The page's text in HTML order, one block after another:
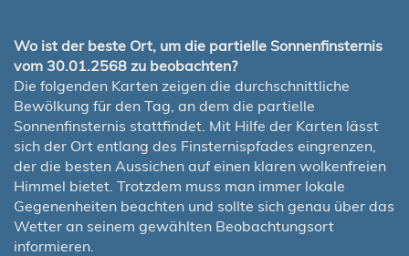
Wo ist der beste Ort, um die partielle Sonnenfinsternis
vom 30.01.2568 zu beobachten?
Die folgenden Karten zeigen die durchschnittliche
Bewölkung für den Tag, an dem die partielle
Sonnenfinsternis stattfindet. Mit Hilfe der Karten lässt
sich der Ort entlang des Finsternispfades eingrenzen,
der die besten Aussichen auf einen klaren wolkenfreien
Himmel bietet. Trotzdem muss man immer lokale
Gegenenheiten beachten und sollte sich genau über das
Wetter an seinem gewählten Beobachtungsort
informieren.